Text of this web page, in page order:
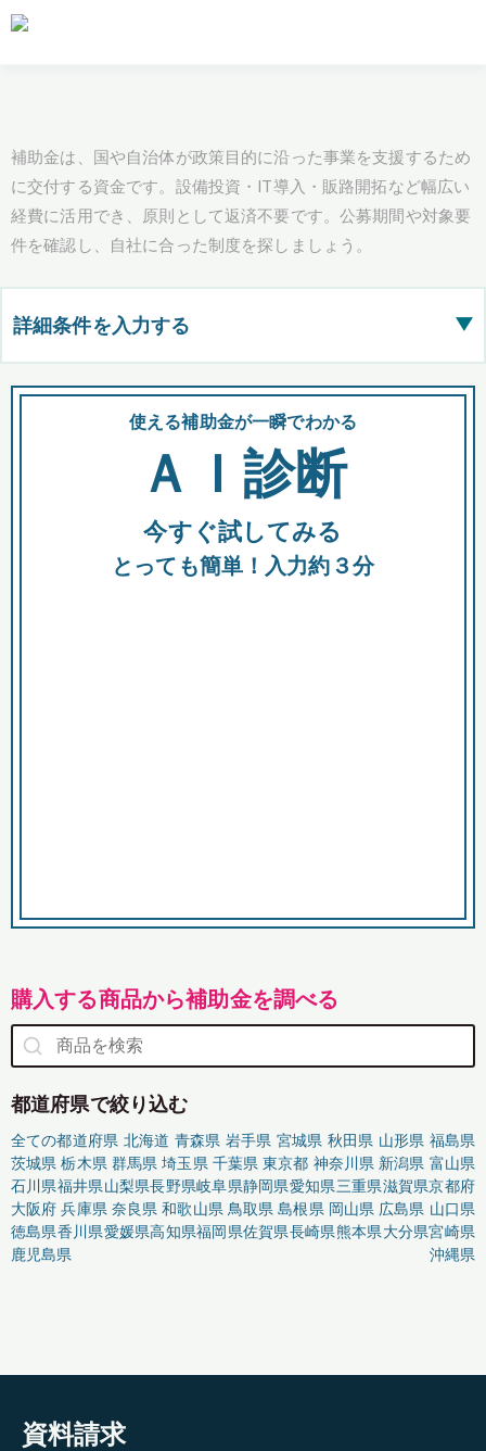
補助金は、国や自治体が政策目的に沿った事業を支援するため
に交付する資金です。設備投資・IT導入・販路開拓など幅広い
経費に活用でき、原則として返済不要です。公募期間や対象要
件を確認し、自社に合った制度を探しましょう。
詳細条件を入力する ▶
都道府県
全国の検索結果を含めて表示
助成金 融資 出資
使える補助金が一瞬でわかる
ＡＩ診断
今すぐ試してみる
とっても簡単！入力約３分
購入する商品から補助金を調べる
都道府県で絞り込む
全ての都道府県 北海道 青森県 岩手県 宮城県 秋田県 山形県 福島県
茨城県 栃木県 群馬県 埼玉県 千葉県 東京都 神奈川県 新潟県 富山県
石川県福井県山梨県長野県岐阜県静岡県愛知県三重県滋賀県京都府
大阪府 兵庫県 奈良県 和歌山県 鳥取県 島根県 岡山県 広島県 山口県
徳島県香川県愛媛県高知県福岡県佐賀県長崎県熊本県大分県宮崎県
鹿児島県
沖縄県
資料請求